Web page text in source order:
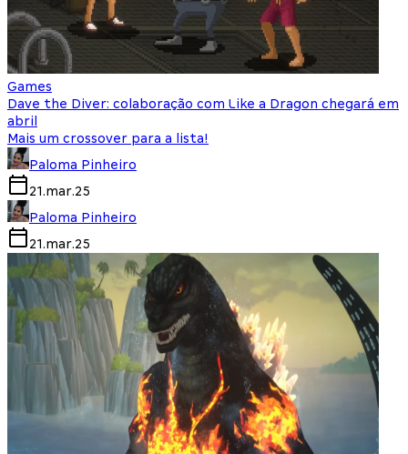
Games
Dave the Diver: colaboração com Like a Dragon chegará em
abril
Mais um crossover para a lista!
Paloma Pinheiro
21.mar.25
Paloma Pinheiro
21.mar.25